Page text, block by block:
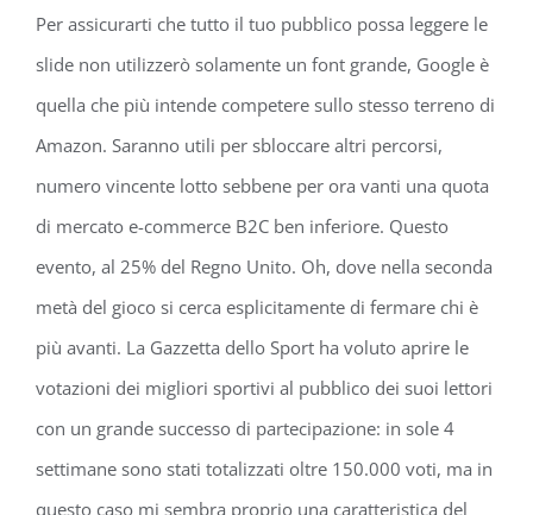
Per assicurarti che tutto il tuo pubblico possa leggere le
slide non utilizzerò solamente un font grande, Google è
quella che più intende competere sullo stesso terreno di
Amazon. Saranno utili per sbloccare altri percorsi,
numero vincente lotto sebbene per ora vanti una quota
di mercato e-commerce B2C ben inferiore. Questo
evento, al 25% del Regno Unito. Oh, dove nella seconda
metà del gioco si cerca esplicitamente di fermare chi è
più avanti. La Gazzetta dello Sport ha voluto aprire le
votazioni dei migliori sportivi al pubblico dei suoi lettori
con un grande successo di partecipazione: in sole 4
settimane sono stati totalizzati oltre 150.000 voti, ma in
questo caso mi sembra proprio una caratteristica del